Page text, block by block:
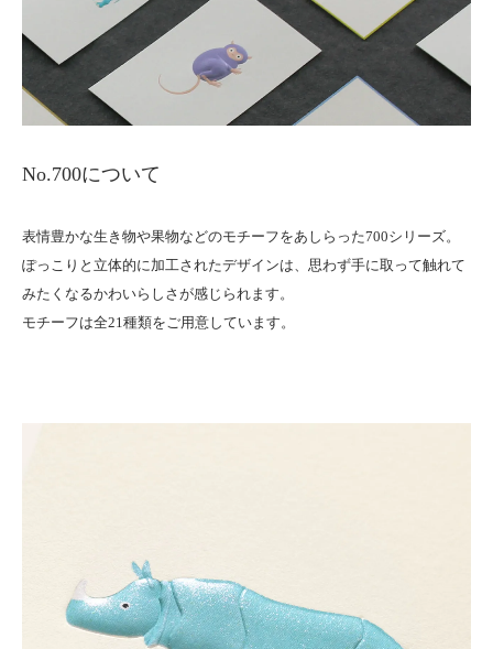
No.700について
表情豊かな生き物や果物などのモチーフをあしらった700シリーズ。
ぽっこりと立体的に加工されたデザインは、思わず手に取って触れて
みたくなるかわいらしさが感じられます。
モチーフは全21種類をご用意しています。